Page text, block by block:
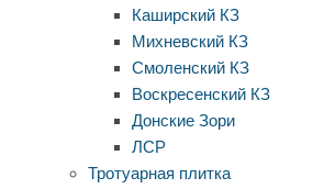
Каширский КЗ
Михневский КЗ
Смоленский КЗ
Воскресенский КЗ
Донские Зори
ЛСР
Тротуарная плитка